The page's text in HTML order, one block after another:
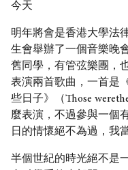
今天
明年將會是香港大學法
生會舉辦了一個音樂晚
舊同學，有管弦樂團，
表演兩首歌曲，一首是
些日子》（Those
麼表演，不過參與一個
日的情懷絕不為過，我
半個世紀的時光絕不是